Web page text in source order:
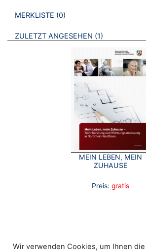
VERWEISE AUF VERMERKTE- ODER
MERKLISTE 0 BROSCHÜREN
ZULETZT ANGESEHEN 1
MEIN LEBEN, MEIN
ZUHAUSE
Preis: gratis
Wir verwenden Cookies, um Ihnen